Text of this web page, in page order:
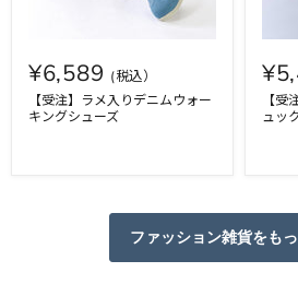
¥6,589
【受注】ラメ入りデニムウォー
キングシューズ
【
ュッ
ファッション雑貨をも